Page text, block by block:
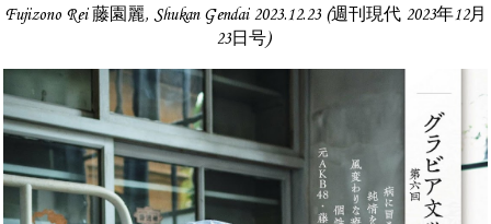
Fujizono Rei 藤園麗, Shukan Gendai 2023.12.23 (週刊現代 2023年12月
23日号)